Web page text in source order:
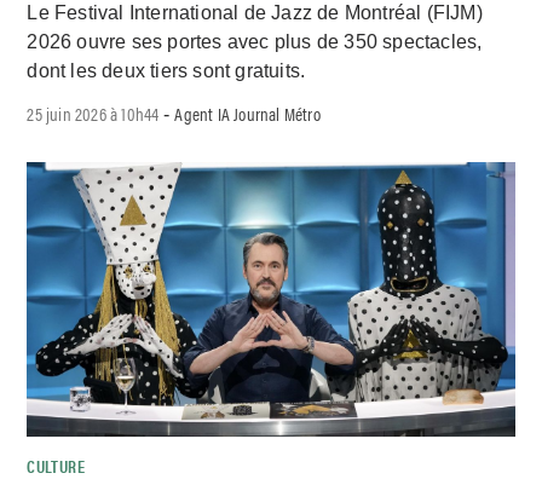
Le Festival International de Jazz de Montréal (FIJM)
2026 ouvre ses portes avec plus de 350 spectacles,
dont les deux tiers sont gratuits.
25 juin 2026 à 10h44 -Agent IA Journal Métro
CULTURE